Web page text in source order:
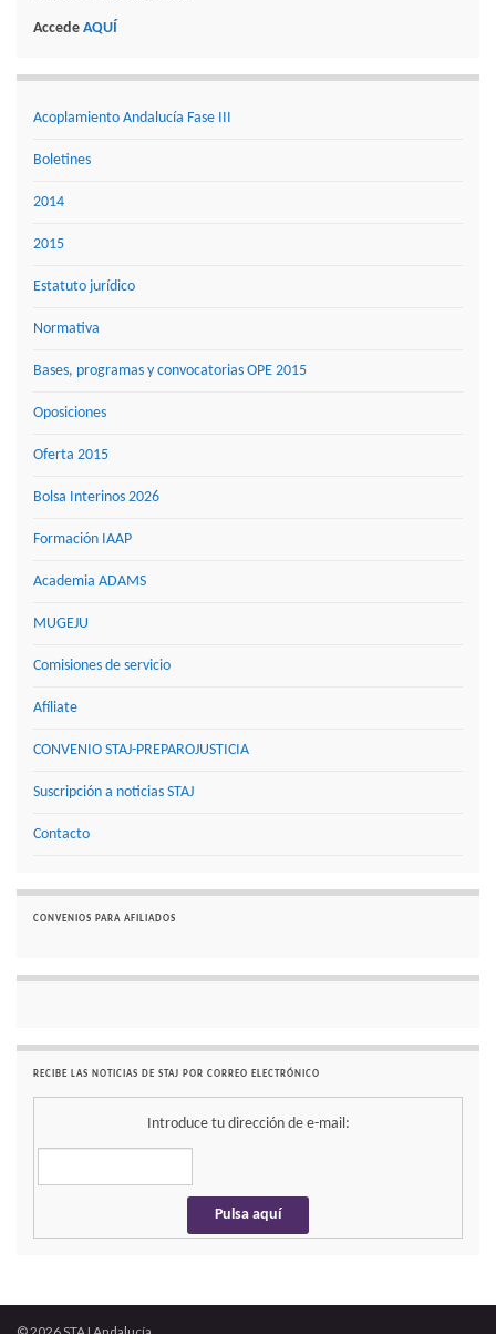
Accede AQUÍ
Acoplamiento Andalucía Fase III
Boletines
2014
2015
Estatuto jurídico
Normativa
Bases, programas y convocatorias OPE 2015
Oposiciones
Oferta 2015
Bolsa Interinos 2026
Formación IAAP
Academia ADAMS
MUGEJU
Comisiones de servicio
Afíliate
CONVENIO STAJ-PREPAROJUSTICIA
Suscripción a noticias STAJ
Contacto
CONVENIOS PARA AFILIADOS
RECIBE LAS NOTICIAS DE STAJ POR CORREO ELECTRÓNICO
Introduce tu dirección de e-mail: